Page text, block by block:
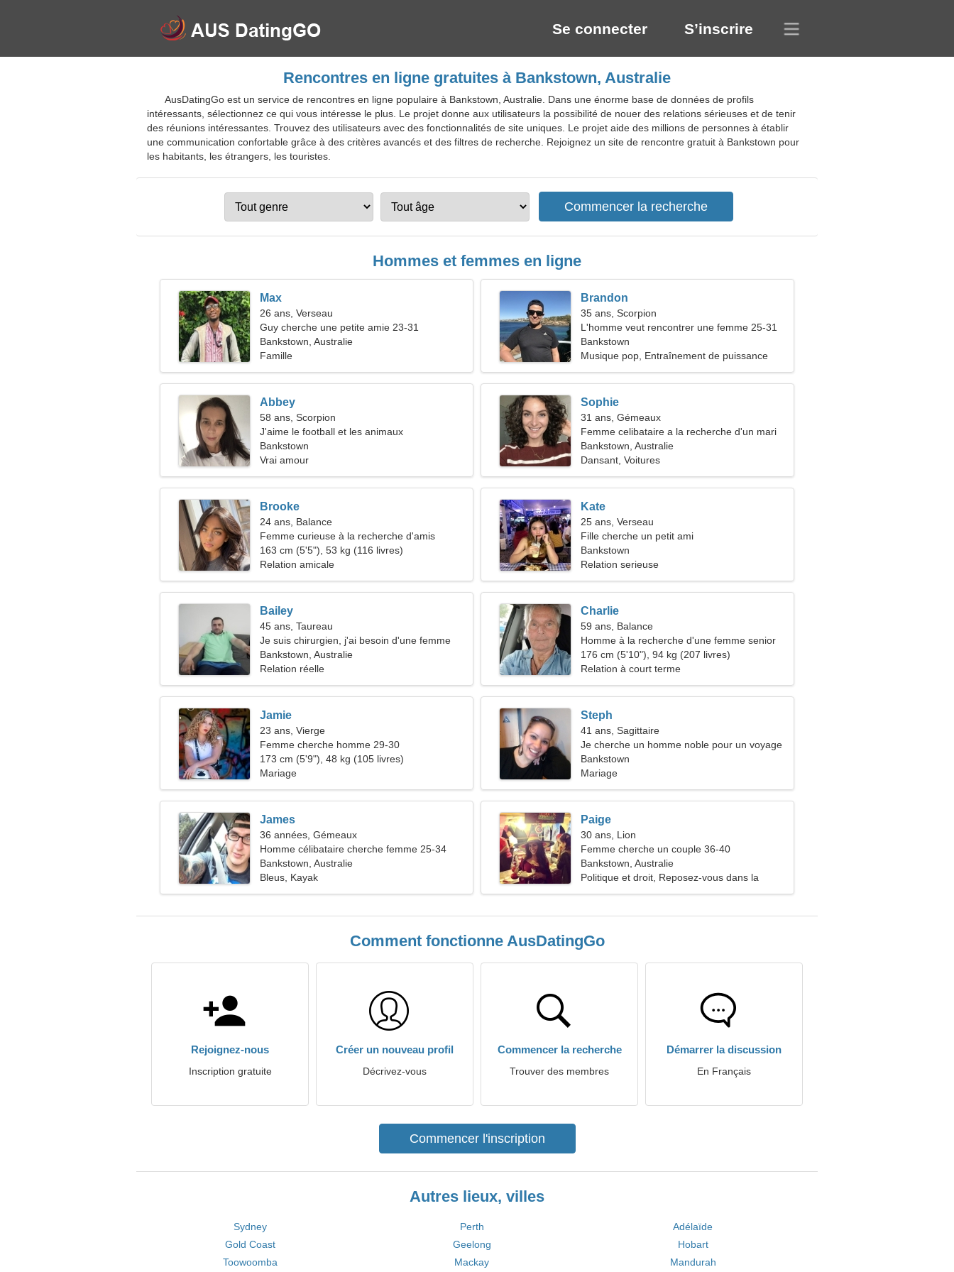
Se connecter S’inscrire
Rencontres en ligne gratuites à Bankstown, Australie
AusDatingGo est un service de rencontres en ligne populaire à Bankstown, Australie. Dans une énorme base de données de profils
intéressants, sélectionnez ce qui vous intéresse le plus. Le projet donne aux utilisateurs la possibilité de nouer des relations sérieuses et de tenir
des réunions intéressantes. Trouvez des utilisateurs avec des fonctionnalités de site uniques. Le projet aide des millions de personnes à établir
une communication confortable grâce à des critères avancés et des filtres de recherche. Rejoignez un site de rencontre gratuit à Bankstown pour
les habitants, les étrangers, les touristes.
Hommes et femmes en ligne
Max
26 ans, Verseau
Guy cherche une petite amie 23-31
Bankstown, Australie
Famille
Brandon
35 ans, Scorpion
L'homme veut rencontrer une femme 25-31
Bankstown
Musique pop, Entraînement de puissance
Abbey
58 ans, Scorpion
J'aime le football et les animaux
Bankstown
Vrai amour
Sophie
31 ans, Gémeaux
Femme celibataire a la recherche d'un mari
34-38
Bankstown, Australie
Dansant, Voitures
Brooke
24 ans, Balance
Femme curieuse à la recherche d'amis
163 cm (5'5"), 53 kg (116 livres)
Relation amicale
Kate
25 ans, Verseau
Fille cherche un petit ami
Bankstown
Relation serieuse
Bailey
45 ans, Taureau
Je suis chirurgien, j'ai besoin d'une femme
passionnée
Bankstown, Australie
Relation réelle
Charlie
59 ans, Balance
Homme à la recherche d'une femme senior
48-55
176 cm (5'10"), 94 kg (207 livres)
Relation à court terme
Jamie
23 ans, Vierge
Femme cherche homme 29-30
173 cm (5'9"), 48 kg (105 livres)
Mariage
Steph
41 ans, Sagittaire
Je cherche un homme noble pour un voyage
ensemble
Bankstown
Mariage
James
36 années, Gémeaux
Homme célibataire cherche femme 25-34
Bankstown, Australie
Bleus, Kayak
Paige
30 ans, Lion
Femme cherche un couple 36-40
Bankstown, Australie
Politique et droit, Reposez-vous dans la
nature
Comment fonctionne AusDatingGo
Rejoignez-nous
Inscription gratuite
Créer un nouveau profil
Décrivez-vous
Commencer la recherche
Trouver des membres
Démarrer la discussion
En Français
Commencer l'inscription
Autres lieux, villes
Sydney Perth
Adélaïde
Gold Coast
Geelong
Hobart
Toowoomba
Mackay Mandurah